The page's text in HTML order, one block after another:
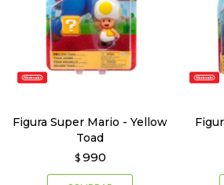
Figura Super Mario - Yellow
Toad
$ 990